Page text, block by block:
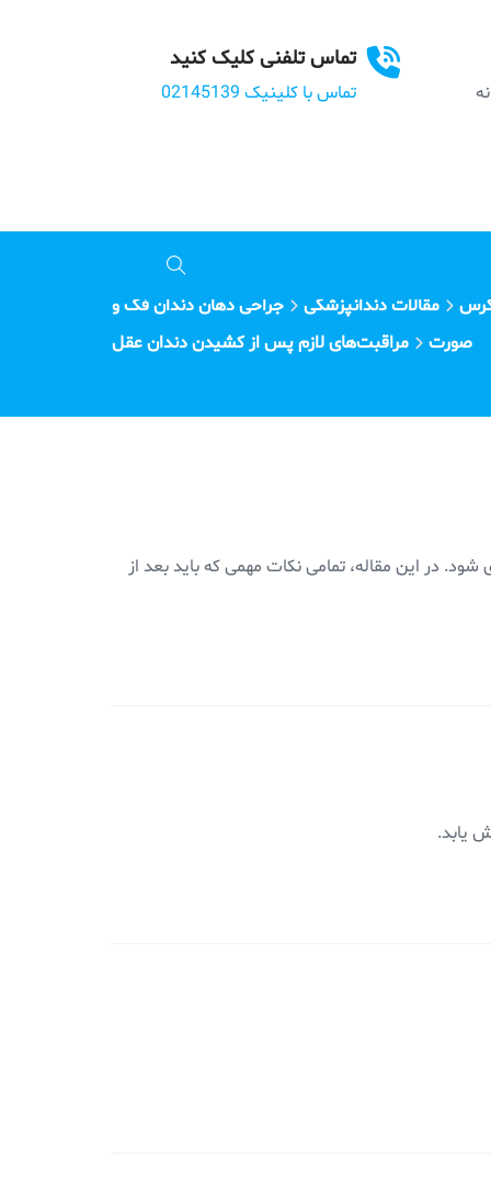
تماس تلفنی کلیک کنید
تماس با کلینیک 02145139
مقالات دندانپزشکی
جراحی دهان دندان فک و
صورت
مراقبت‌های لازم پس از کشیدن دندان عقل
در این مقاله، تمامی نکات مهمی که باید بعد از
یابد.